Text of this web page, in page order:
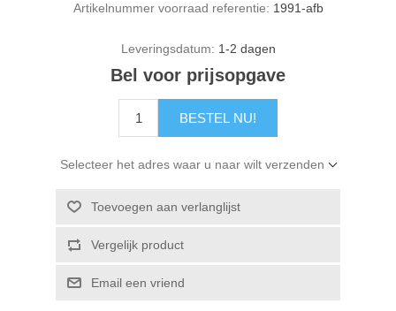
Artikelnummer voorraad referentie: 1991-afb
Leveringsdatum: 1-2 dagen
Bel voor prijsopgave
BESTEL NU!
Selecteer het adres waar u naar wilt verzenden
Toevoegen aan verlanglijst
Vergelijk product
Email een vriend